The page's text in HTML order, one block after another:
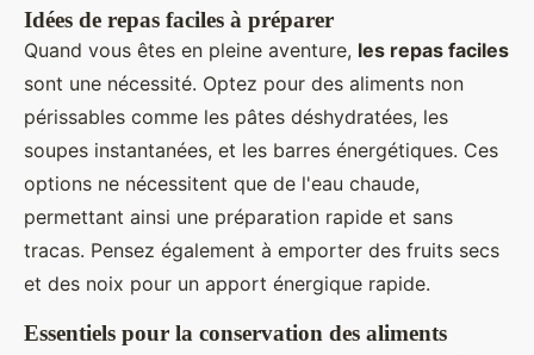
Idées de repas faciles à préparer
Quand vous êtes en pleine aventure, les repas faciles
sont une nécessité. Optez pour des aliments non
périssables comme les pâtes déshydratées, les
soupes instantanées, et les barres énergétiques. Ces
options ne nécessitent que de l'eau chaude,
permettant ainsi une préparation rapide et sans
tracas. Pensez également à emporter des fruits secs
et des noix pour un apport énergique rapide.
Essentiels pour la conservation des aliments